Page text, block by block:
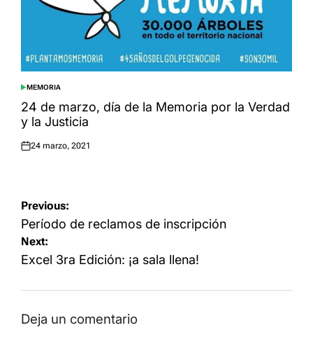
POSTED
IN
MEMORIA
24 de marzo, día de la Memoria por la Verdad
y la Justicia
Posted
24 marzo, 2021
Navegación
de
entradas
Previous:
Período de reclamos de inscripción
Next:
Excel 3ra Edición: ¡a sala llena!
Deja un comentario